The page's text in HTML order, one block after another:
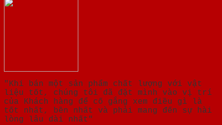
"Khi bán một sản phẩm chất lượng với vật
liệu tốt, chúng tôi đã đặt mình vào vị trí
của Khách hàng để cố gắng xem điều gì là
tốt nhất, bền nhất và phải mang đến sự hài
lòng lâu dài nhất"